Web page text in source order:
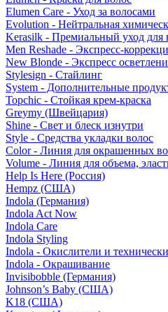
Elumen Care - Уход за волосами
Evolution - Нейтральная
Kerasilk - Премиальный уход для
Men Reshade - Экспресс-
New Blonde - Экспресс
Stylesign - Стайлинг
System - Дополнительные
Topchic - Стойкая крем-краска
Greymy (Швейцария)
Shine - Свет и блеск изнутри
Style - Средства укладки волос
Color - Линия для окрашенных
Volume - Линия для объема,
Help Is Here (Россия)
Hempz (США)
Indola (Германия)
Indola Act Now
Indola Care
Indola Styling
Indola - Окислители и
Indola - Окрашивание
Invisibobble (Германия)
Johnson’s Baby (США)
K18 (США)